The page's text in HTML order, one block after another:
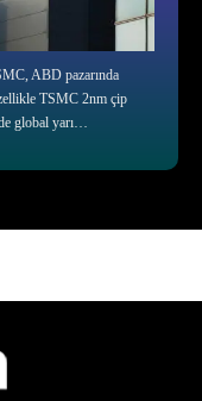
ABD pazarında
TSMC 2nm çip
global yarı…